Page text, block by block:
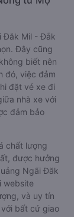
Đăk Mil - Đắk
Đây cũng
biết nên
đó, việc đảm
đặt vé xe đi
nhà xe với
đảm bảo
chất lượng
được hưởng
Ngãi Đăk
website
và uy tín
bất cứ giao